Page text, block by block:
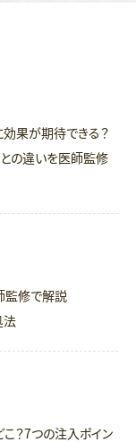
果が期待できる？
の違いを医師監修
監修で解説
法
？7つの注入ポイン